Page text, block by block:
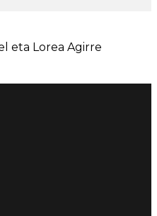
eta Lorea Agirre